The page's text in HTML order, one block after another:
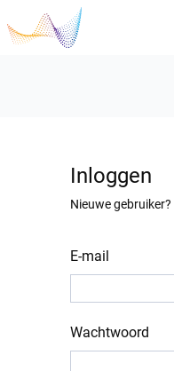
Inloggen
Nieuwe gebruiker?
E-mail
Wachtwoord